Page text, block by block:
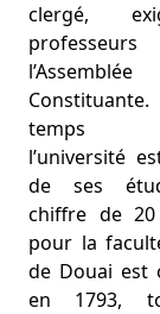
clergé,
temps
l’université
de ses
chiffre de
pour la
de Douai est
en 1793,